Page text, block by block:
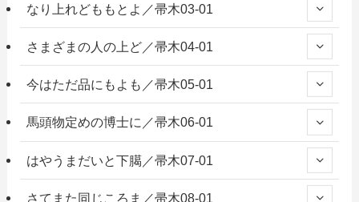
なり上れどももとよ／帚木03-01
さまざまの人の上ど／帚木04-01
今はただ品にもよも／帚木05-01
馬頭物定めの博士に／帚木06-01
はやうまだいと下臈／帚木07-01
さてまた同じころま／帚木08-01